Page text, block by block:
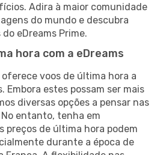
Adira à maior comunidade
do mundo e descubra
eDreams Prime.
hora com a eDreams
voos de última hora a
Embora estes possam ser mais
diversas opções a pensar nas
entanto, tenha em
preços de última hora podem
durante a época de